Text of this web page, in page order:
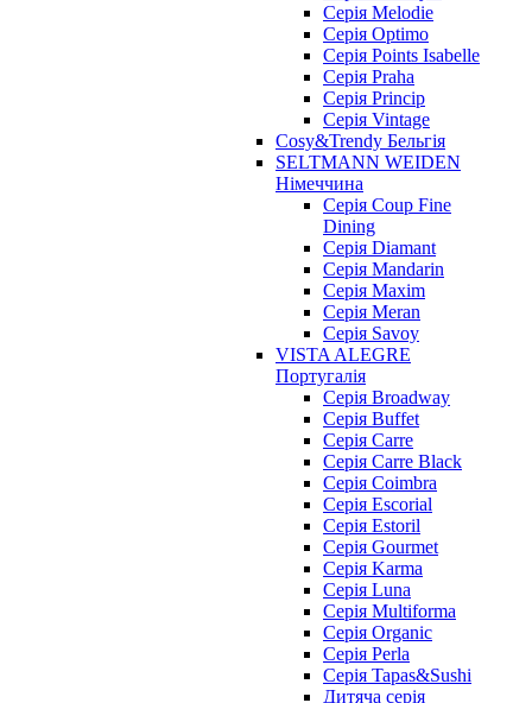
Серія Melodie
Серія Optimo
Серія Points Isabelle
Серія Praha
Серія Princip
Серія Vintage
Cosy&Trendy Бельгія
SELTMANN WEIDEN
Німеччина
Cерія Coup Fine
Dining
Cерія Diamant
Cерія Mandarin
Cерія Maxim
Серія Meran
Серія Savoy
VISTA ALEGRE
Португалія
Серія Broadway
Серія Buffet
Серія Carre
Серія Carre Black
Серія Coimbra
Серія Escorial
Серія Estoril
Серія Gourmet
Серія Karma
Серія Luna
Серія Multiforma
Серія Organic
Серія Perla
Серія Tapas&Sushi
Дитяча серія